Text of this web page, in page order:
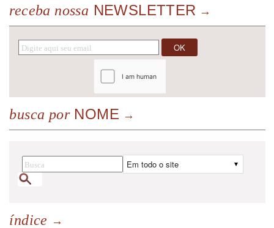
receba nossa NEWSLETTER
busca porNOME
índice